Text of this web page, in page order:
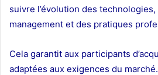
suivre l’évolution des
management et des pratiques
Cela garantit aux participants
adaptées aux exigences du marché.